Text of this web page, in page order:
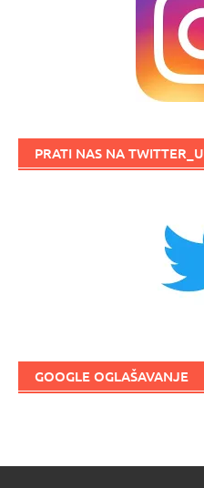
PRATI NAS NA TWITTER_U
GOOGLE OGLAŠAVANJE